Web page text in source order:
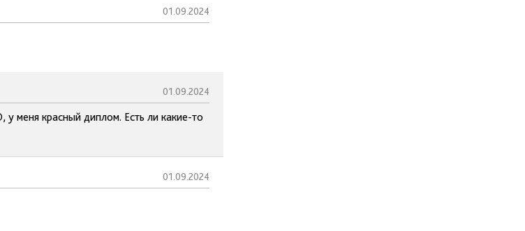
01.09.2024
01.09.2024
меня красный диплом. Есть ли какие-то
01.09.2024